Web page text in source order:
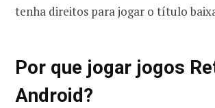
tenha direitos para jogar o título
Por que jogar jogos
Android?